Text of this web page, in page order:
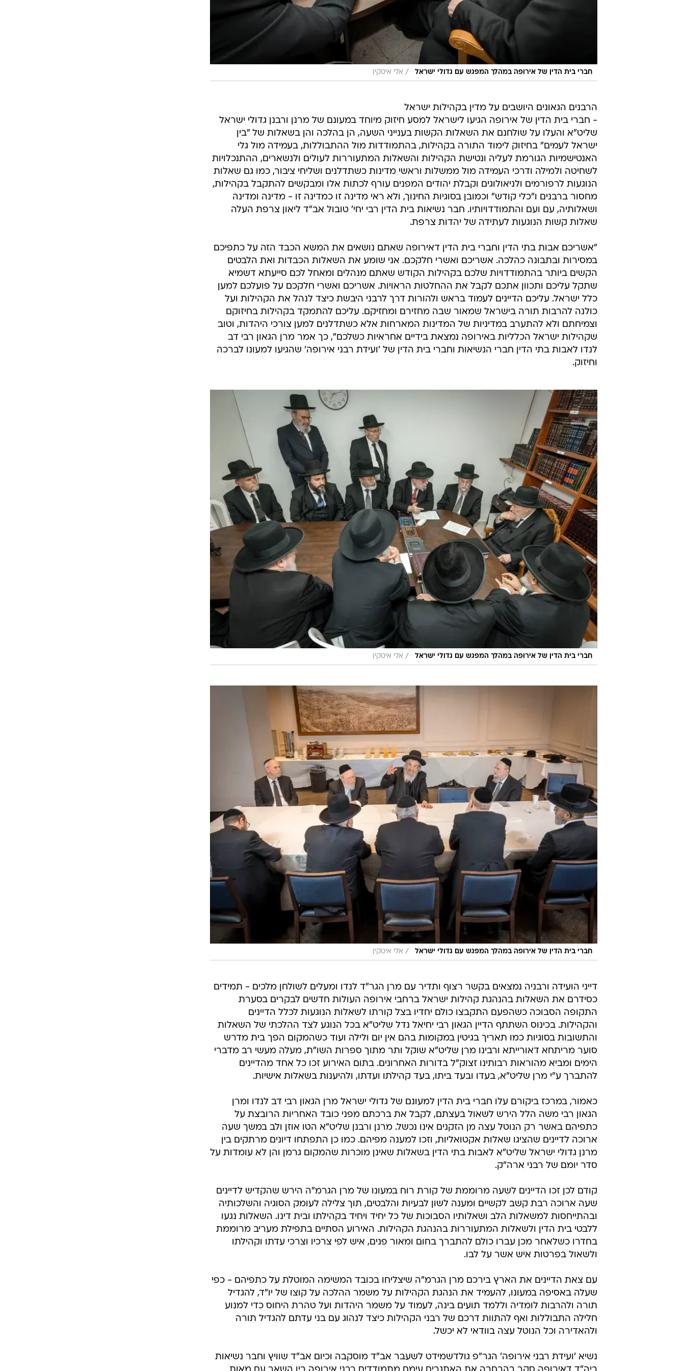
חברי בית הדין של אירופה במהלך המפגש עם גדולי ישראל / אלי איטקין
הרבנים הגאונים היושבים על מדין בקהילות ישראל
- חברי בית הדין של אירופה הגיעו לישראל למסע חיזוק מיוחד במעונם של מרנן ורבנן גדולי ישראל
שליט"א והעלו על שולחנם את השאלות הקשות בענייני השעה, הן בהלכה והן בשאלות של "בין
ישראל לעמים" בחיזוק לימוד התורה בקהילות, בהתמודדות מול ההתבוללות, בעמידה מול גלי
האנטישמיות הגורמת לעליה ונטישת הקהילות והשאלות המתעוררות לעולים ולנשארים, ההתנכלויות
לשחיטה ולמילה ודרכי העמידה מול ממשלות וראשי מדינות כשתדלנים ושליחי ציבור, כמו גם שאלות
הנוגעות לרפורמים ולניאולוגים וקבלת יהודים המפנים עורף לכתות אלו ומבקשים להתקבל בקהילות,
מחסור ברבנים ו"כלי קודש" וכמובן בסוגיות החינוך, ולא ראי מדינה זו כמדינה זו - מדינה ומדינה
ושאלותיה, עם ועם והתמודדויותיו. חבר נשיאות בית הדין רבי יחי' טובול אב"ד ליאון צרפת העלה
שאלות קשות הנוגעות לעתידה של יהדות צרפת.
"אשריכם אבות בתי הדין וחברי בית הדין דאירופה שאתם נושאים את המשא הכבד הזה על כתפיכם
במסירות ובתבונה כהלכה. אשריכם ואשרי חלקכם. אני שומע את השאלות הכבדות ואת הלבטים
הקשים ביותר בהתמודדויות שלכם בקהילות הקודש שאתם מנהלים ומאחל לכם סייעתא דשמיא
שתקל עליכם ותכוון אתכם לקבל את ההחלטות הראויות. אשריכם ואשרי חלקכם על פועלכם למען
כלל ישראל. עליכם הדיינים לעמוד בראש ולהורות דרך לרבני היבשת כיצד לנהל את הקהילות ועל
כולנה להרבות תורה בישראל שמאור שבה מחזירם ומחזיקם. עליכם להתמקד בקהילות בחיזוקם
וצמיחתם ולא להתערב במדיניות של המדינות המארחות אלא כשתדלנים למען צורכי היהדות, וטוב
שקהילות ישראל הכלליות באירופה נמצאת בידיים אחראיות כשלכם", כך אמר מרן הגאון רבי דב
לנדו לאבות בתי הדין חברי הנשיאות וחברי בית הדין של 'ועידת רבני אירופה' שהגיעו למעונו לברכה
וחיזוק.
חברי בית הדין של אירופה במהלך המפגש עם גדולי ישראל / אלי איטקין
חברי בית הדין של אירופה במהלך המפגש עם גדולי ישראל / אלי איטקין
דייני הועידה ורבניה נמצאים בקשר רצוף ותדיר עם מרן הגר"ד לנדו ומעלים לשולחן מלכים - תמידים
כסידרם את השאלות בהנהגת קהילות ישראל ברחבי אירופה העולות חדשים לבקרים בסערת
התקופה הסבוכה כשהפעם התקבצו כולם יחדיו בצל קורתו לשאלות הנוגעות לכלל הדיינים
והקהילות. בכינוס השתתף הדיין הגאון רבי יחיאל נדל שליט"א בכל הנוגע לצד ההלכתי של השאלות
והתשובות בסוגיות כמו תאריך בגיטין במקומות בהם אין יום ולילה ועוד כשהמקום הפך בית מדרש
סוער מריתחא דאורייתא ורבינו מרן שליט"א שוקל ותר מתוך ספרות השו"ת, מעלה מעשי רב מדברי
הימים ומביא מהוראות רבותינו זצוק"ל בדורות האחרונים. בתום האירוע זכו כל אחד מהדיינים
להתברך ע"י מרן שליט"א, בעדו ובעד ביתו, בעד קהילתו ועדתו, ולהיענות בשאלות אישיות.
כאמור, במרכז ביקורם עלו חברי בית הדין למעונם של גדולי ישראל מרן הגאון רבי דב לנדו ומרן
הגאון רבי משה הלל הירש לשאול בעצתם, לקבל את ברכתם מפני כובד האחריות הרובצת על
כתפיהם באשר רק הנוטל עצה מן הזקנים אינו נכשל. מרנן ורבנן שליט"א הטו אוזן ולב במשך שעה
ארוכה לדיינים שהציגו שאלות אקטואליות, וזכו למענה מפיהם. כמו כן התפתחו דיונים מרתקים בין
מרנן גדולי ישראל שליט"א לאבות בתי הדין בשאלות שאינן מוכרות שהמקום גרמן והן לא עומדות על
סדר יומם של רבני ארה"ק.
קודם לכן זכו הדיינים לשעה מרוממת של קורת רוח במעונו של מרן הגרמ"ה הירש שהקדיש לדיינים
שעה ארוכה רבת קשב לקשיים ומענה לשון לבעיות והלבטים, תוך צלילה לעומק הסוגיה והשלכותיה
ובהתייחסות למשאלות הלב ושאלותיו הסבוכות של כל יחיד ויחיד בקהילתו ובית דינו. השאלות נגעו
ללבטי בית הדין ולשאלות המתעוררות בהנהגת הקהילות. האירוע הסתיים בתפילת מעריב מרוממת
בחדרו כשלאחר מכן עברו כולם להתברך בחום ומאור פנים, איש לפי צרכיו וצרכי עדתו וקהילתו
ולשאול בפרטות איש אשר על לבו.
עם צאת הדיינים את הארץ בירכם מרן הגרמ"ה שיצליחו בכובד המשימה המוטלת על כתפיהם - כפי
שעלה באסיפה במעונו, להעמיד את הנהגת הקהילות על משמר ההלכה על קוצו של יו"ד, להגדיל
תורה ולהרבות לומדיה וללמד תועים בינה, לעמוד על משמר היהדות ועל טהרת היחוס כדי למנוע
חלילה התבוללות ואף להתוות דרכם של רבני הקהילות כיצד לנהוג עם בני עדתם להגדיל תורה
ולהאדירה וכל הנוטל עצה בוודאי לא יכשל.
נשיא 'ועידת רבני אירופה' הגר"פ גולדשמידט לשעבר אב"ד מוסקבה וכיום אב"ד שוויץ וחבר נשיאות